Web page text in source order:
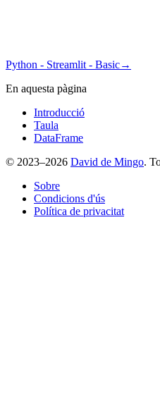
Python - Streamlit - Basic→
En aquesta pàgina
Introducció
Taula
DataFrame
© 2023–2026 David de Mingo.
Sobre
Condicions d'ús
Política de privacitat